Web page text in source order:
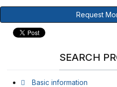
Request
SEARCH
Basic information